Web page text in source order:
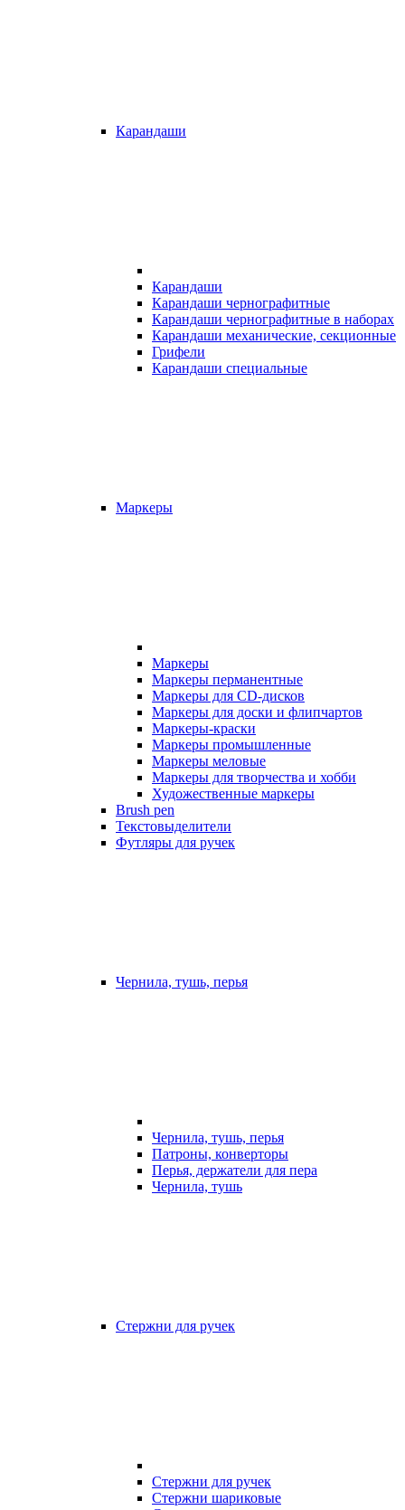
Карандаши
Карандаши
Карандаши чернографитные
Карандаши чернографитные в наборах
Карандаши механические, секционные
Грифели
Карандаши специальные
Маркеры
Маркеры
Маркеры перманентные
Маркеры для CD-дисков
Маркеры для доски и флипчартов
Маркеры-краски
Маркеры промышленные
Маркеры меловые
Маркеры для творчества и хобби
Художественные маркеры
Brush pen
Текстовыделители
Футляры для ручек
Чернила, тушь, перья
Чернила, тушь, перья
Патроны, конверторы
Перья, держатели для пера
Чернила, тушь
Стержни для ручек
Стержни для ручек
Стержни шариковые